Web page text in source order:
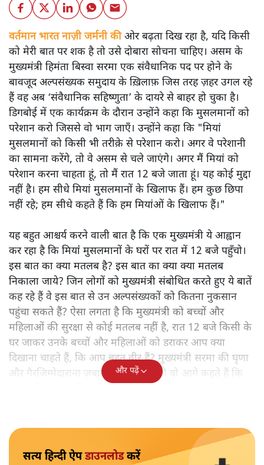
वर्तमान भारत नाज़ी जर्मनी कीओर बढ़ता दिख रहा है, यदि किसी
को मेरी बात पर शक है तो उसे दोबारा सोचना चाहिए। असम के
मुख्यमंत्री हिमंता बिस्वा सरमा एक संवैधानिक पद पर होने के
बावजूद अल्पसंख्यक समुदाय के ख़िलाफ़ जिस तरह ज़हर उगल रहे
हैं वह अब ‘संवैधानिक सहिष्णुता’ के दायरे से बाहर हो चुका है।
डिगबोई में एक कार्यक्रम के दौरान उन्होंने कहा कि मुसलमानों को
परेशान करो जिससे वो भाग जाएँ। उन्होंने कहा कि "मियां
मुसलमानों को किसी भी तरीक़े से परेशान करो। अगर वे परेशानी
का सामना करेंगे, तो वे असम से चले जाएंगे। अगर मैं मियां को
परेशान करना चाहता हूं, तो मैं रात 12 बजे जाता हूं। यह कोई मुद्दा
नहीं है। हम सीधे मियां मुसलमानों के खिलाफ हैं। हम कुछ छिपा
नहीं रहे; हम सीधे कहते हैं कि हम मियांओं के खिलाफ हैं।"
यह बहुत आश्चर्य करने वाली बात है कि एक मुख्यमंत्री ये आह्वान
कर रहा है कि मियांं मुसलमानों के घरों पर रात में 12 बजे पहुँचो।
इस बात का क्या मतलब है? इस बात का क्या क्या मतलब
निकाला जाये? जिन लोगों को मुख्यमंत्री संबोधित करते हुए ये बातें
कह रहे हैं वे इस बात से उन अल्पसंख्यकों को कितना नुकसान
पहुंचा सकते हैं? ऐसा लगता है कि मुख्यमंत्री को बच्चों और
महिलाओं की सुरक्षा से कोई मतलब नहीं है, रात 12 बजे किसी के
घर जाकर उनके बच्चों और महिलाओं को डराकर आप क्या
दिखाना चाहते हैं, कि आप बहुत वीर हैं? मुख्यमंत्री सरमा की घृणा
और गैरजिम्मेदाराना ज़बान यहीं नहीं रुकती वो आगे कहते हैं कि
और पढ़ें
सत्य हिन्दी ऐपडाउनलोडकरें